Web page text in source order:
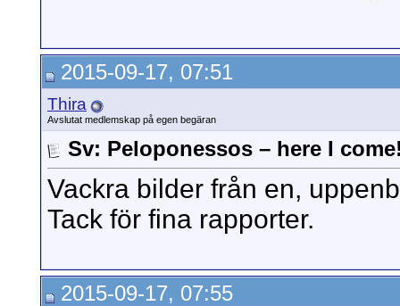
2015-09-17, 07:51
Thira
Avslutat medlemskap på egen begäran
Sv: Peloponessos – here I
Vackra bilder från en,
Tack för fina rapporter.
2015-09-17, 07:55